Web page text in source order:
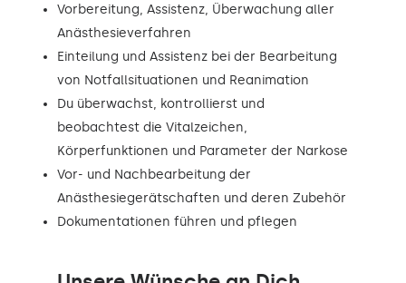
Vorbereitung, Assistenz, Überwachung aller
Anästhesieverfahren
Einteilung und Assistenz bei der Bearbeitung
von Notfallsituationen und Reanimation
Du überwachst, kontrollierst und
beobachtest die Vitalzeichen,
Körperfunktionen und Parameter der Narkose
Vor- und Nachbearbeitung der
Anästhesiegerätschaften und deren Zubehör
Dokumentationen führen und pflegen